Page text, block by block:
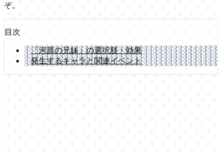
ぞ。
目次
「河原の兄妹」の選択肢・効果
発生するキャラと関連イベント